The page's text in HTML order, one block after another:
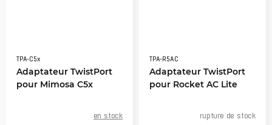
TPA-C5x
Adaptateur TwistPort
pour Mimosa C5x
en stock
TPA-R5AC
Adaptateur TwistPort
pour Rocket AC Lite
rupture de stock